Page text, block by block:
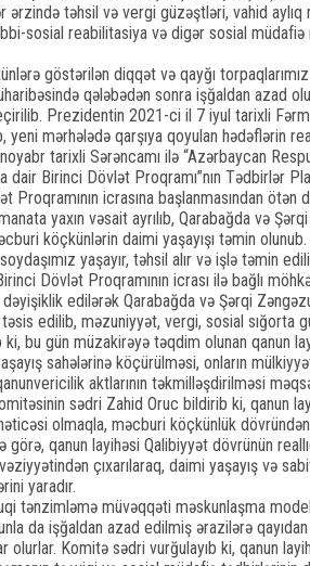
ərzində təhsil və vergi güzəştləri, vahid aylıq
sosial reabilitasiya və digər sosial
göstərilən diqqət və qayğı
qələbədən sonra işğaldan azad
Prezidentin 2021-ci il 7 iyul tarixli
yeni mərhələdə qarşıya qoyulan hədəflərin
tarixli Sərəncamı ilə “Azərbaycan
dair Birinci Dövlət Proqramı”nın Tədbirlər
Proqramının icrasına başlanmasından
yaxın vəsait ayrılıb, Qarabağda və
köçkünlərin daimi yaşayışı təmin
yaşayır, təhsil alır və işlə təmin
Dövlət Proqramının icrası ilə bağlı
edilərək Qarabağda və Şərqi
edilib, məzuniyyət, vergi, sosial sığorta
ki, bu gün müzakirəyə təqdim olunan qanun
sahələrinə köçürülməsi, onların
aktlarının təkmilləşdirilməsi
sədri Zahid Oruc bildirib ki, qanun
olmaqla, məcburi köçkünlük
görə, qanun layihəsi Qalibiyyət dövrünün
çıxarılaraq, daimi yaşayış və
yaradır.
tənzimləmə müvəqqəti məskunlaşma
da işğaldan azad edilmiş ərazilərə
olurlar. Komitə sədri vurğulayıb ki, qanun